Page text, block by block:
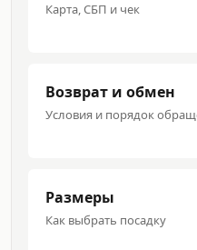
Карта, СБП и чек
Возврат и обмен
Условия и порядок
Размеры
Как выбрать посадку